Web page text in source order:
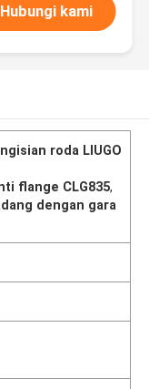
Hubungi kami
roda LIUGO
flange CLG835,
dengan gara